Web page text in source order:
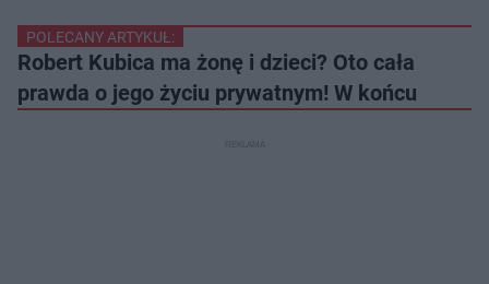
POLECANY ARTYKUŁ:
Robert Kubica ma żonę i dzieci? Oto cała
prawda o jego życiu prywatnym! W końcu